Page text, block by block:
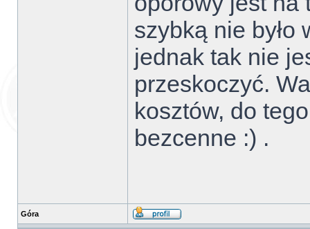
szybką nie było
jednak tak nie
przeskoczyć.
kosztów, do
bezcenne :) .
Góra